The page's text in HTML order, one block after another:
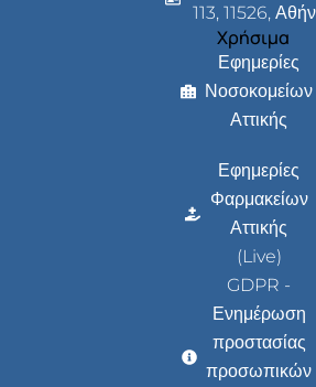
113, 11526,
Χρήσιμα
Εφημερίες
Νοσοκομείων
Αττικής
Εφημερίες
Φαρμακείων
Αττικής
(Live)
GDPR -
Ενημέρωση
προστασίας
προσωπικών